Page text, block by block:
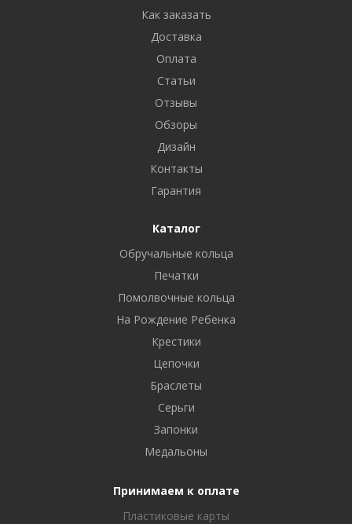
Как заказать
Доставка
Оплата
Статьи
Отзывы
Обзоры
Дизайн
Контакты
Гарантия
Каталог
Обручальные кольца
Печатки
Помолвочные кольца
На Рождение Ребенка
Крестики
Цепочки
Браслеты
Серьги
Запонки
Медальоны
Принимаем к оплате
Пластиковые карты